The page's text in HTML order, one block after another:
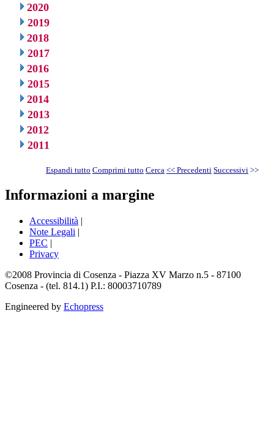
2020
2019
2018
2017
2016
2015
2014
2013
2012
2011
Espandi tutto Comprimi tutto Cerca << Precedenti Successivi >>
Informazioni a margine
Accessibilità |
Note Legali |
PEC |
Privacy
©2008 Provincia di Cosenza - Piazza XV Marzo n.5 - 87100
Cosenza - (tel. 814.1) P.I.: 80003710789
Engineered by Echopress